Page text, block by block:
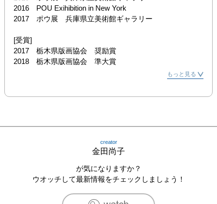
2016　POU Exihibition in New York
2017　ポウ展　兵庫県立美術館ギャラリー
[受賞]
2017　栃木県版画協会　奨励賞
2018　栃木県版画協会　準大賞
もっと見る
creator
金田尚子
が気になりますか？
ウオッチして最新情報をチェックしましょう！